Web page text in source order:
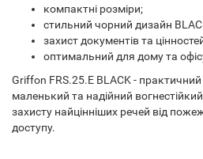
компактні розміри;
стильний чорний дизайн
захист документів та
оптимальний для дому та
Griffon FRS.25.E BLACK -
маленький та надійний
захисту найцінніших речей від
доступу.